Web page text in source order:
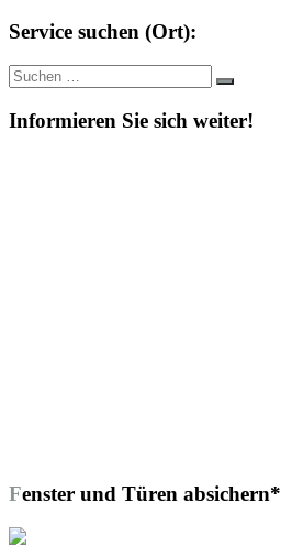
Service suchen (Ort):
Suche
nach:
Suchen
Informieren Sie sich weiter!
Fenster und Türen absichern*